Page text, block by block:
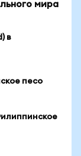
мира
в
песо